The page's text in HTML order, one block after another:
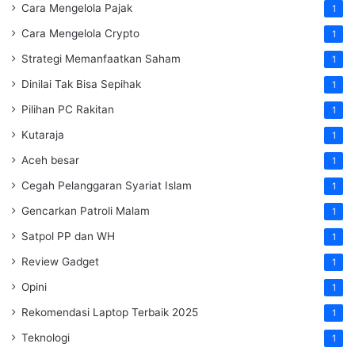
Cara Mengelola Pajak 1
Cara Mengelola Crypto 1
Strategi Memanfaatkan Saham 1
Dinilai Tak Bisa Sepihak 1
Pilihan PC Rakitan 1
Kutaraja 1
Aceh besar 1
Cegah Pelanggaran Syariat Islam 1
Gencarkan Patroli Malam 1
Satpol PP dan WH 1
Review Gadget 1
Opini 1
Rekomendasi Laptop Terbaik 2025 1
Teknologi 1